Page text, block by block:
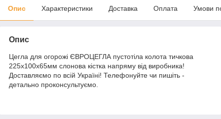
Опис Характеристики Доставка Оплата Умови
Опис
Цегла для огорожі ЄВРОЦЕГЛА пустотіла колота тичкова
225х100х65мм слонова кістка напряму від виробника!
Доставляємо по всій Україні! Телефонуйте чи пишіть -
детально проконсультуємо.